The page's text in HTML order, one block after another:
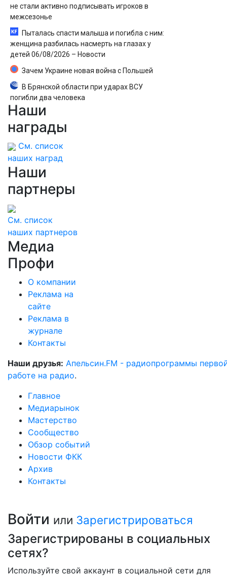
не стали активно подписывать игроков в
межсезонье
Пыталась спасти малыша и погибла с ним:
женщина разбилась насмерть на глазах у
детей 06/08/2026 – Новости
Зачем Украине новая война с Польшей
В Брянской области при ударах ВСУ
погибли два человека
Наши
награды
См. список
наших наград
Наши
партнеры
См. список
наших партнеров
Медиа
Профи
О компании
Реклама на
сайте
Реклама в
журнале
Контакты
Наши друзья: Апельсин.FM - радиопрограммы
работе на радио.
Главное
Медиарынок
Мастерство
Сообщество
Обзор событий
Новости ФКК
Архив
Контакты
Войти или Зарегистрироваться
Зарегистрированы в социальных
сетях?
Используйте свой аккаунт в социальной сети для